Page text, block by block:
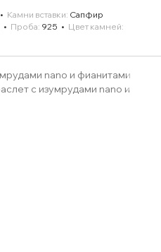
Камни вставки Сапфир
Проба 925
Цвет камней